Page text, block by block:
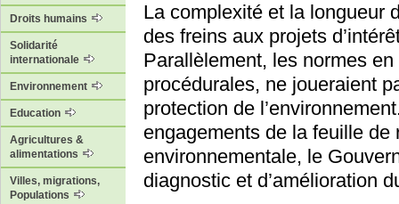
Droits humains
Solidarité
internationale
Environnement
Education
Agricultures &
alimentations
Villes, migrations,
Populations
La complexité et la longueur
des freins aux projets
Parallèlement, les normes
procédurales, ne joueraient
protection de
engagements de la feuille de
environnementale, le
diagnostic et d’amélioration